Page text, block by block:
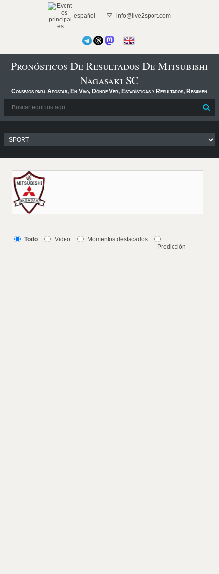
español info@live2sport.com
Pronósticos De Resultados De Mitsubishi
Nagasaki SC
Consejos para Apostar, En Vivo, Dónde Ver, Estadísticas y Resultados, Resumen
Todo Video
Momentos destacados
Predicción